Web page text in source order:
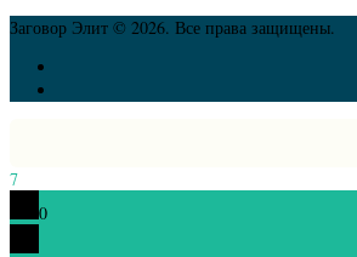
Заговор Элит © 2026. Все права защищены.
7
0